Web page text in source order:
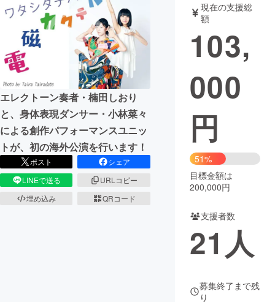
テクノロジー・ガジェット
映像・映画 書籍・雑誌
ビジネス・起業 チャレンジ
まちづくり・地域活性化
CAMPFIRE for Social Good CAMPFIRE Creation
CAMPFIREふるさと納税
コミュニティ
エレクトーン奏者・楠田しおり
と、身体表現ダンサー・小林菜々
による創作パフォーマンスユニッ
トが、初の海外公演を行います！
ポスト
シェア
LINEで送る
URLコピー
埋め込み
QRコード
現在の支援総
額
103,
000
円
51%
目標金額は
200,000円
支援者数
21 人
募集終了まで残
り